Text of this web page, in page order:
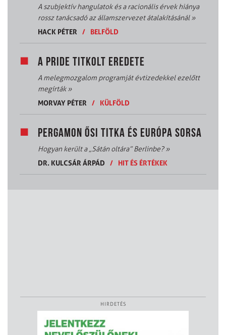
A szubjektív hangulatok és a racionális érvek hiánya
rossz tanácsadó az államszervezet átalakításánál»
HACK PÉTER
/ BELFÖLD
A PRIDE TITKOLT EREDETE
A melegmozgalom programját évtizedekkel ezelőtt
megírták»
MORVAY PÉTER
/ KÜLFÖLD
PERGAMON ŐSI TITKA ÉS EURÓPA SORSA
Hogyan került a „Sátán oltára” Berlinbe?»
DR. KULCSÁR ÁRPÁD
/ HIT ÉS ÉRTÉKEK
HIRDETÉS